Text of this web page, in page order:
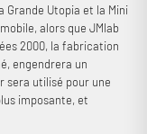
Grande Utopia et la Mini
alors que JMlab
2000, la fabrication
engendrera un
sera utilisé pour une
imposante, et